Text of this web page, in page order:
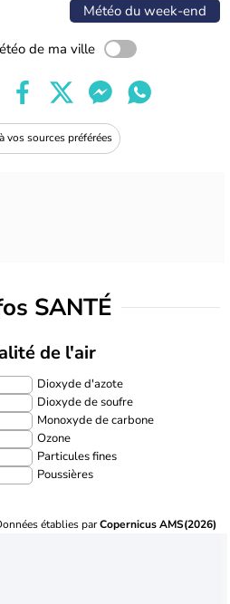
Météo du week-end
de ma ville
vos sources préférées
SANTÉ
de l'air
Dioxyde d'azote
Dioxyde de soufre
Monoxyde de carbone
Ozone
Particules fines
Poussières
établies parCopernicus AMS(2026)